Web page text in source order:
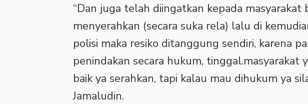
“Dan juga telah diingatkan kepada masyarakat
menyerahkan (secara suka rela) lalu di
polisi maka resiko ditanggung sendiri, karena
penindakan secara hukum, tinggal.masyarakat
baik ya serahkan, tapi kalau mau dihukum ya
Jamaludin.